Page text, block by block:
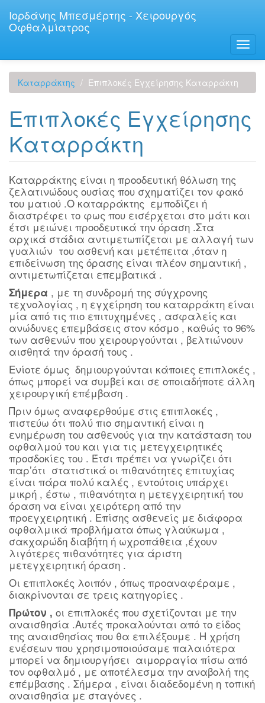
προς
Ιορδάνης Μπεσμέρτης - Χειρουργός
Οφθαλμίατρος
Καταρράκτης Επιπλοκές Εγχείρησης Καταρράκτη
Επιπλοκές Εγχείρησης
Καταρράκτη
Καταρράκτης είναι η προοδευτική θόλωση της
ζελατινώδους ουσίας που σχηματίζει τον φακό
του ματιού .Ο καταρράκτης εμποδίζει ή
διαστρέφει το φως που εισέρχεται στο μάτι και
έτσι μειώνει προοδευτικά την όραση .Στα
αρχικά στάδια αντιμετωπίζεται με αλλαγή των
γυαλιών του ασθενή και μετέπειτα ,όταν η
επιδείνωση της όρασης είναι πλέον σημαντική ,
αντιμετωπίζεται επεμβατικά .
Σήμερα , με τη συνδρομή της σύγχρονης
τεχνολογίας , η εγχείρηση του καταρράκτη είναι
μία από τις πιο επιτυχημένες , ασφαλείς και
ανώδυνες επεμβάσεις στον κόσμο , καθώς το 96%
των ασθενών που χειρουργούνται , βελτιώνουν
αισθητά την όρασή τους .
Ενίοτε όμως δημιουργούνται κάποιες επιπλοκές ,
όπως μπορεί να συμβεί και σε οποιαδήποτε άλλη
χειρουργική επέμβαση .
Πριν όμως αναφερθούμε στις επιπλοκές ,
πιστεύω ότι πολύ πιο σημαντική είναι η
ενημέρωση του ασθενούς για την κατάσταση του
οφθαλμού του και για τις μετεγχειρητικές
προσδοκίες του . Έτσι πρέπει να γνωρίζει ότι
παρ’ότι στατιστικά οι πιθανότητες επιτυχίας
είναι πάρα πολύ καλές , εντούτοις υπάρχει
μικρή , έστω , πιθανότητα η μετεγχειρητική του
όραση να είναι χειρότερη από την
προεγχειρητική . Επίσης ασθενείς με διάφορα
οφθαλμικά προβλήματα όπως γλαύκωμα ,
σακχαρώδη διαβήτη ή ωχροπάθεια ,έχουν
λιγότερες πιθανότητες για άριστη
μετεγχειρητική όραση .
Οι επιπλοκές λοιπόν , όπως προαναφέραμε ,
διακρίνονται σε τρεις κατηγορίες .
Πρώτον , οι επιπλοκές που σχετίζονται με την
αναισθησία .Αυτές προκαλούνται από το είδος
της αναισθησίας που θα επιλέξουμε . Η χρήση
ενέσεων που χρησιμοποιούσαμε παλαιότερα
μπορεί να δημιουργήσει αιμορραγία πίσω από
τον οφθαλμό , με αποτέλεσμα την αναβολή της
επέμβασης . Σήμερα , είναι διαδεδομένη η τοπική
αναισθησία με σταγόνες .